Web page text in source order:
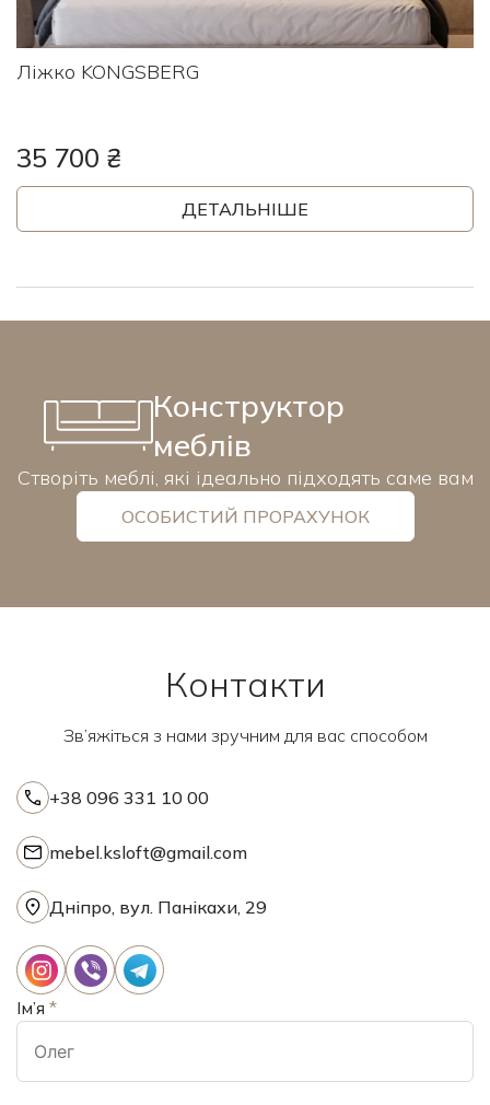
Ліжко KONGSBERG
35 700 ₴
ДЕТАЛЬНІШЕ
Конструктор
меблів
Створіть меблі, які ідеально підходять саме вам
ОСОБИСТИЙ ПРОРАХУНОК
Контакти
Зв’яжіться з нами зручним для вас способом
+38 096 331 10 00
mebel.ksloft@gmail.com
Дніпро, вул. Панікахи, 29
Ім’я *